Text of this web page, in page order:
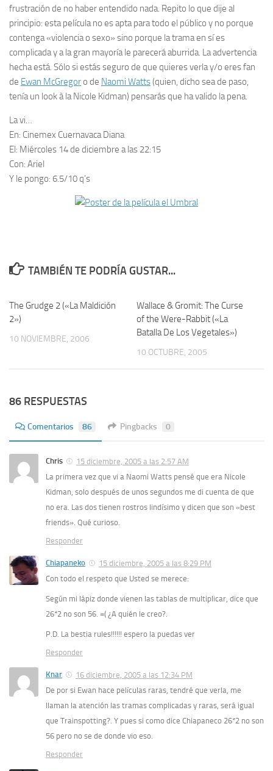
frustración de no haber entendido nada. Repito lo que dije al
principio: esta películano es apta para todo el público y no porque
contenga «violencia o sexo» sino porque la trama en sí es
complicada y a la gran mayoría le parecerá aburrida. La advertencia
hecha está. Sólo si estás seguro de que quieres verla y/o eres fan
de Ewan McGregoro de Naomi Watts(quien, dicho sea de paso,
tenía un look à laNicole Kidman) pensarás que ha valido la pena.
La vi…
En: Cinemex Cuernavaca Diana
El: Miércoles 14 de diciembre a las 22:15
Con: Ariel
Y le pongo: 6.5/10 q’s
TAMBIÉN TE PODRÍA GUSTAR...
The Grudge 2 («La Maldición
2»)
10 NOVIEMBRE, 2006
Wallace & Gromit: The Curse
of the Were-Rabbit («La
Batalla De Los Vegetales»)
10 OCTUBRE, 2005
86 RESPUESTAS
Comentarios 86 Pingbacks 0
Chris
15 diciembre, 2005 a las 2:57 AM
La primera vez que vi a Naomi Watts pensé que era Nicole
Kidman, solo después de unos segundos me di cuenta de que
no era. Las dos tienen rostros lindísimo y dicen que son «best
friends». Qué curioso.
Responder
Chiapaneko
15 diciembre, 2005 a las 8:29 PM
Con todo el respeto que Usted se merece:
Según mi lápiz donde vienen las tablas de multiplicar, dice que
26*2 no son 56. =( ¿A quién le creo?.
P.D. La bestia rules!!!!!! espero la puedas ver
Responder
Knar
16 diciembre, 2005 a las 12:34 PM
De por si Ewan hace películas raras, tendré que verla, me
llaman la atención las tramas complicadas y raras, será igual
que Trainspotting?. Y pues si como dice Chiapaneco 26*2 no son
56 pero no se de donde vio eso.
Responder